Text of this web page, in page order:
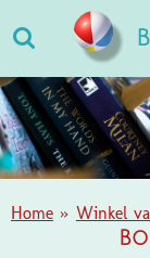
direct
naar
de
hoofdinhoud
Home » Winkel